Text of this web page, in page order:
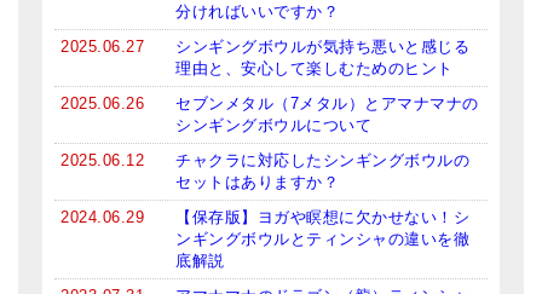
プレミアム・ティンシャ（L・M）
ベーシック・ティンシャ（4種）
チベット・真マントラ香
お香定期購入（ラクとくサブスク）
チベット高僧のオラクルカード
分ければいいですか？
2025.06.27
シンギングボウルが気持ち悪いと感じる
理由と、安心して楽しむためのヒント
2025.06.26
セブンメタル（7メタル）とアマナマナの
シンギングボウルについて
2025.06.12
チャクラに対応したシンギングボウルの
セットはありますか？
2024.06.29
【保存版】ヨガや瞑想に欠かせない！シ
ンギングボウルとティンシャの違いを徹
底解説